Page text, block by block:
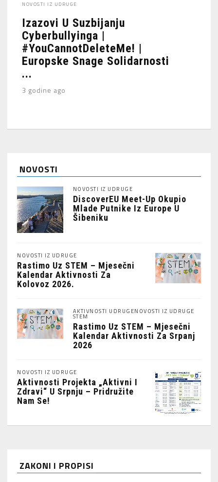
NOVOSTI IZ UDRUGE
Izazovi U Suzbijanju
Cyberbullyinga |
#YouCannotDeleteMe! |
Europske Snage Solidarnosti
...
3 godine ago
NOVOSTI
NOVOSTI IZ UDRUGE
DiscoverEU Meet-Up Okupio
Mlade Putnike Iz Europe U
Šibeniku
NOVOSTI IZ UDRUGE
Rastimo Uz STEM – Mjesečni
Kalendar Aktivnosti Za
Kolovoz 2026.
AKTIVNOSTI UDRUGENOVOSTI IZ UDRUGE
STEM
Rastimo Uz STEM – Mjesečni
Kalendar Aktivnosti Za Srpanj
2026
NOVOSTI IZ UDRUGE
Aktivnosti Projekta „Aktivni I
Zdravi“ U Srpnju – Pridružite
Nam Se!
ZAKONI I PROPISI